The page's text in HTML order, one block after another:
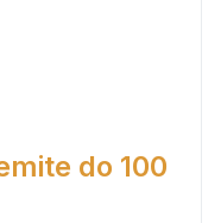
do 100